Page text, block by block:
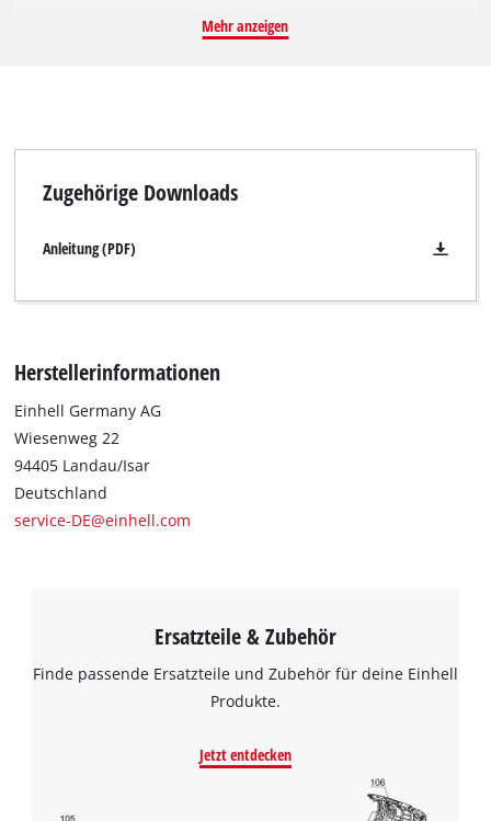
Die Trennscheibe hat einen Außendurchmesser von 125 mm,
geeignet.
Mehr anzeigen
Zugehörige Downloads
Anleitung (PDF)
Herstellerinformationen
Einhell Germany AG
Wiesenweg 22
94405 Landau/Isar
Deutschland
service-DE@einhell.com
Ersatzteile & Zubehör
Finde passende Ersatzteile und Zubehör für deine Einhell
Produkte.
Jetzt entdecken